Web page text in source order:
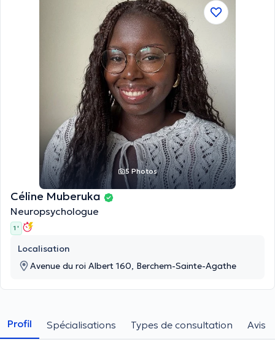
5 Photos
Céline Muberuka
Neuropsychologue
1 '
Localisation
Avenue du roi Albert 160, Berchem-Sainte-Agathe
Profil Spécialisations Types de consultation Avis